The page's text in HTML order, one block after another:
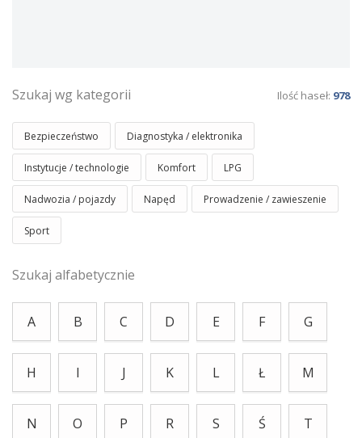
Szukaj wg kategorii Ilość haseł: 978
Bezpieczeństwo Diagnostyka / elektronika
Instytucje / technologie Komfort LPG
Nadwozia / pojazdy Napęd Prowadzenie / zawieszenie
Sport
Szukaj alfabetycznie
A B C D E F G
H I J K L Ł M
N O P R S Ś T